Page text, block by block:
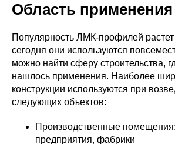
Область
Популярность ЛМК-профилей растет
сегодня они используются
можно найти сферу строительства,
нашлось применения. Наиболее
конструкции используются при
следующих объектов:
Производственные
предприятия, фабрики